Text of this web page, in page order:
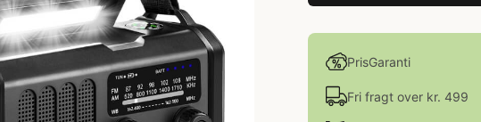
PrisGaranti
Fri fragt over kr. 499